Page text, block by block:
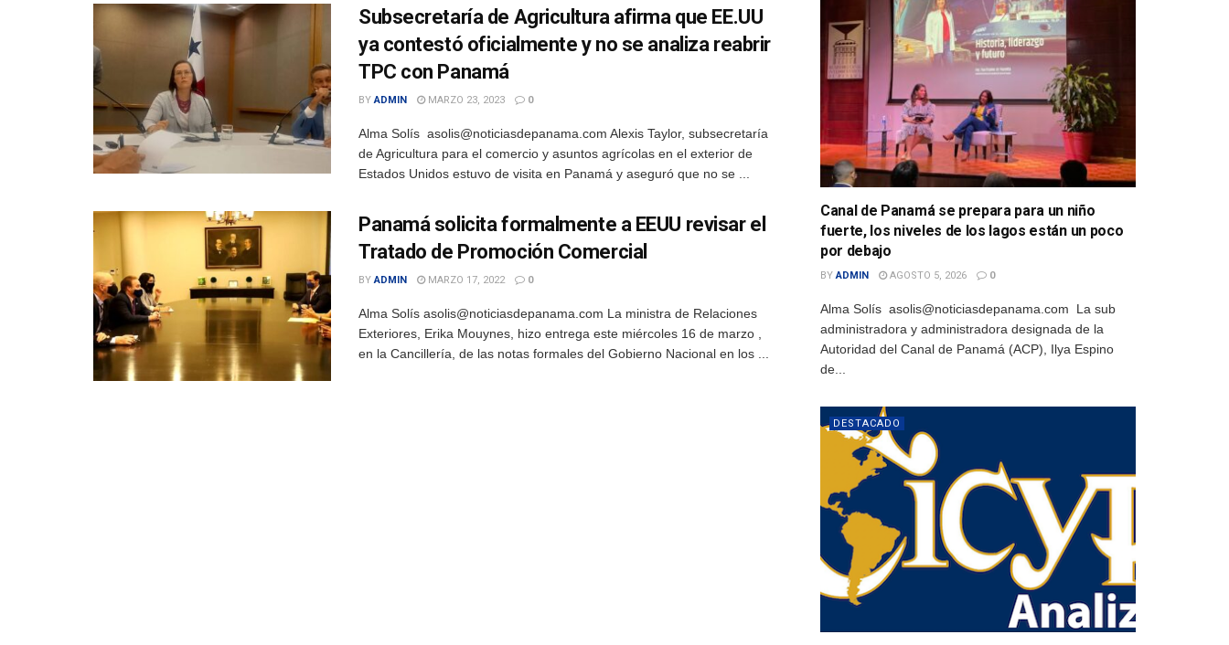
Subsecretaría de Agricultura afirma que EE.UU
ya contestó oficialmente y no se analiza reabrir
TPC con Panamá
BY ADMIN MARZO 23, 2023 0
Alma Solís asolis@noticiasdepanama.com Alexis Taylor, subsecretaría
de Agricultura para el comercio y asuntos agrícolas en el exterior de
Estados Unidos estuvo de visita en Panamá y aseguró que no se ...
Panamá solicita formalmente a EEUU revisar el
Tratado de Promoción Comercial
BY ADMIN MARZO 17, 2022 0
Alma Solís asolis@noticiasdepanama.com La ministra de Relaciones
Exteriores, Erika Mouynes, hizo entrega este miércoles 16 de marzo ,
en la Cancillería, de las notas formales del Gobierno Nacional en los ...
Canal de Panamá se prepara para un niño
fuerte, los niveles de los lagos están un poco
por debajo
BY ADMIN AGOSTO 5, 2026 0
Alma Solís asolis@noticiasdepanama.com La sub
administradora y administradora designada de la
Autoridad del Canal de Panamá (ACP), Ilya Espino
de...
DESTACADO